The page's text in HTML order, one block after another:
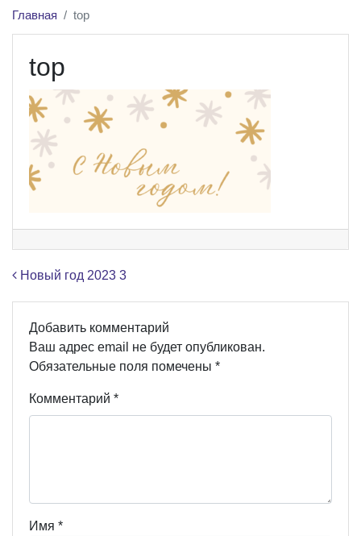
Главная top
top
Навигация по записям
Новый год 2023 3
Добавить комментарий
Ваш адрес email не будет опубликован.
Обязательные поля помечены *
Комментарий *
Имя *